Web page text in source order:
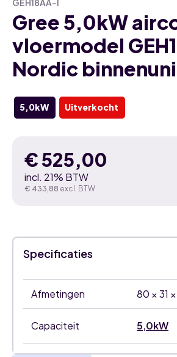
GEH18AA-I
Gree 5,0kW
vloermodel
Nordic
5,0kW Uitverkocht
€525,00
incl. 21% BTW
€ 433,88 excl. BTW
Specificaties
Afmetingen 80 × 31
Capaciteit 5,0kW